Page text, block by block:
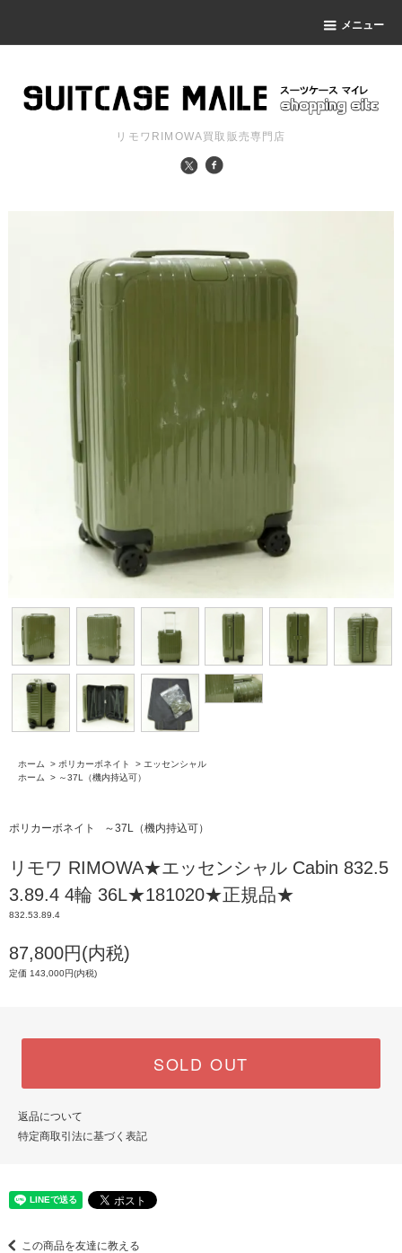
メニュー
リモワRIMOWA買取販売専門店
ホーム > ポリカーボネイト > エッセンシャル
ホーム
> ～37L（機内持込可）
ポリカーボネイト ～37L（機内持込可）
リモワ RIMOWA★エッセンシャル Cabin 832.5
3.89.4 4輪 36L★181020★正規品★
832.53.89.4
87,800円(内税)
定価 143,000円(内税)
SOLD OUT
返品について
特定商取引法に基づく表記
この商品を友達に教える